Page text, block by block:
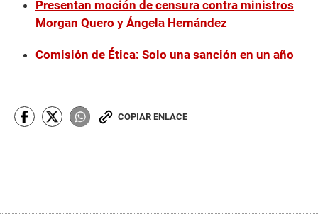
Presentan moción de censura contra ministros
Morgan Quero y Ángela Hernández
Comisión de Ética: Solo una sanción en un año
COPIAR ENLACE